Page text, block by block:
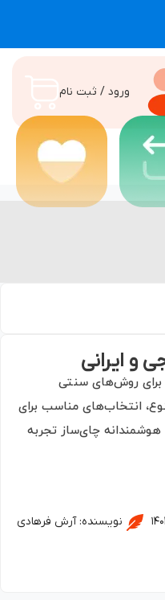
ورود / ثبت نام
و ایرانی
برای روش‌های سنتی
انتخاب‌های مناسب برای
هوشمندانه چای‌ساز تجربه
نویسنده: آرش فرهادی